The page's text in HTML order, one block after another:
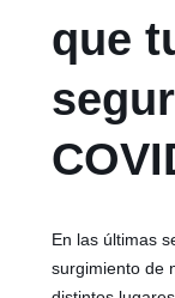
que
En las últimas
surgimiento de